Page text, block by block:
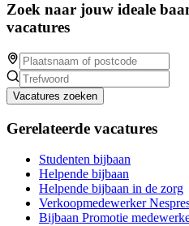
Zoek naar jouw ideale
vacatures
Vacatures zoeken
Gerelateerde vacatures
Studenten bijbaan
Helpende bijbaan
Helpende bijbaan in de zorg
Verkoopmedewerker
Bijbaan Promotie